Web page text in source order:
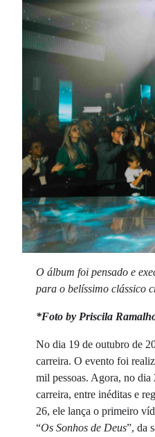
O álbum foi pensado e
para o belíssimo clássico
*Foto by Priscila
No dia 19 de outubro de
carreira. O evento foi
mil pessoas. Agora, no dia
carreira, entre inéditas e
26, ele lança o primeiro
“Os Sonhos de Deus”, da